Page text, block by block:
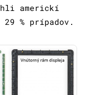
americkí
% prípadov.